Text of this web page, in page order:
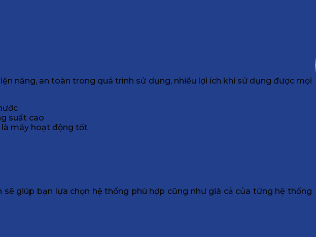
năng, an toàn trong quá trình sử dụng, nhiều lợi ích khi sử dụng được mọi
suất cao
là máy hoạt động tốt
giúp bạn lựa chọn hệ thống phù hợp cũng như giá cả của từng hệ thống